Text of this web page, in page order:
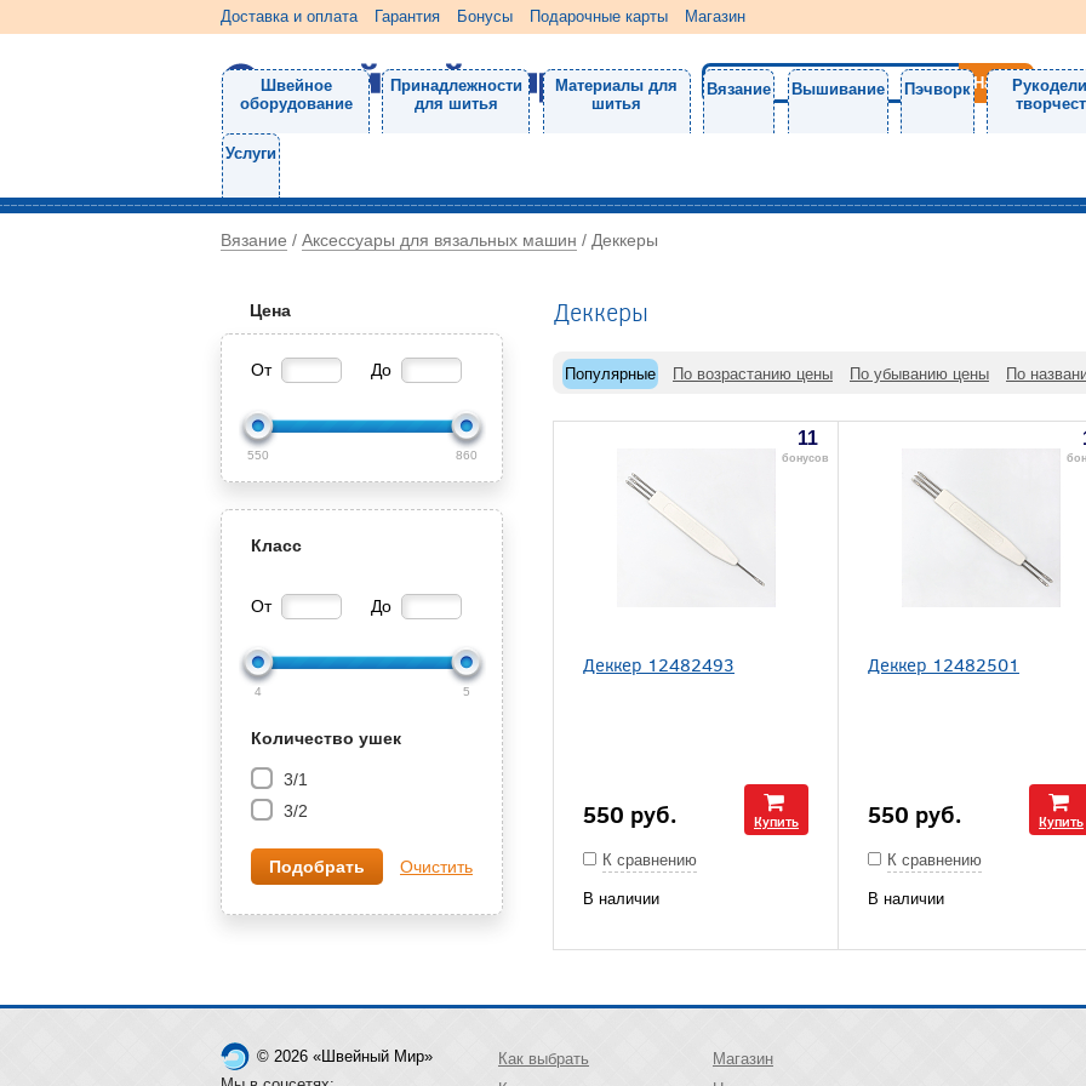
Доставка и оплата Гарантия Бонусы Подарочные карты Магазин
Швейное
оборудование
Принадлежности
для шитья
Материалы для
шитья
Вязание Вышивание Пэчворк
Услуги
Вязание / Аксессуары для вязальных машин / Деккеры
Цена
От До
550 860
Класс
От До
4 5
Количество ушек
3/1
3/2
Очистить
Деккеры
Популярные По возрастанию цены По убыванию цены По
11
бонусов
Деккер 12482493
550 руб. Купить
К сравнению
В наличии
Деккер 12482501
550 руб. Купить
К сравнению
В наличии
© 2026 «Швейный Мир»
Как выбрать
Магазин